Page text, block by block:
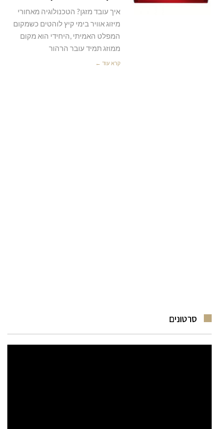
איך עובד מזגן? הטכנולוגיה מאחורי
מיזוג אוויר בימי קיץ לוהטים כשמקום
המפלט האמיתי ,היחידי הוא מקום
ממוזג תמיד עובר הרהור
קרא עוד ←
סרטונים